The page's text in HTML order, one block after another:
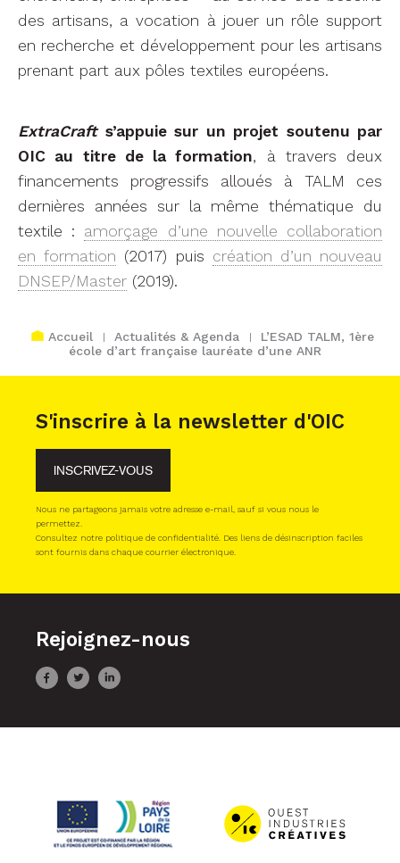
des artisans, a vocation à jouer un rôle support
en recherche et développement pour les artisans
prenant part aux pôles textiles européens.
ExtraCrafts’appuie sur un projet soutenu par
OIC au titre de la formation, à travers deux
financements progressifs alloués à TALM ces
dernières années sur la même thématique du
textile : amorçage d’une nouvelle collaboration
en formation (2017) puis création d’un nouveau
DNSEP/Master (2019).
Accueil Actualités & Agenda
L’ESAD TALM, 1ère
école d’art française lauréate d’une ANR
S'inscrire à la newsletter d'OIC
INSCRIVEZ-VOUS
Nous ne partageons jamais votre adresse e-mail, sauf si vous nous le
permettez.
Consultez notre politique de confidentialité. Des liens de désinscription faciles
sont fournis dans chaque courrier électronique.
Rejoignez-nous